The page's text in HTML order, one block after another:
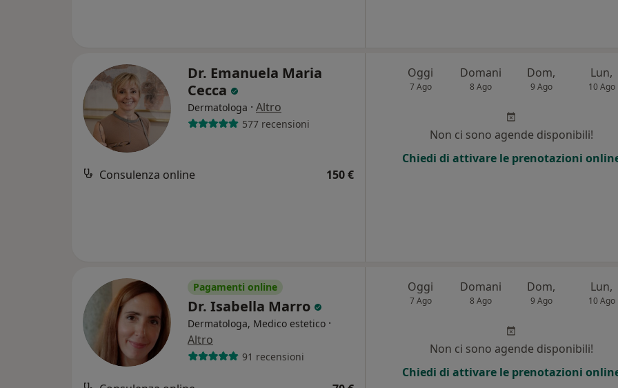
Dr. Emanuela Maria
Cecca
Dermatologa · Altro
577 recensioni
Consulenza online 150 €
Oggi
7 Ago
Domani
8 Ago
Dom,
9 Ago
Lun,
10 Ago
Non ci sono agende disponibili!
Chiedi di attivare le prenotazioni
Pagamenti online
Dr. Isabella Marro
Dermatologa, Medico estetico ·
Altro
91 recensioni
Oggi
7 Ago
Domani
8 Ago
Dom,
9 Ago
Lun,
10 Ago
Non ci sono agende disponibili!
Chiedi di attivare le prenotazioni